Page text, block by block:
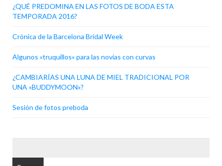
¿QUÉ PREDOMINA EN LAS FOTOS DE BODA ESTA
TEMPORADA 2016?
Crónica de la Barcelona Bridal Week
Algunos «truquillos» para las novias con curvas
¿CAMBIARÍAS UNA LUNA DE MIEL TRADICIONAL POR
UNA «BUDDYMOON»?
Sesión de fotos preboda